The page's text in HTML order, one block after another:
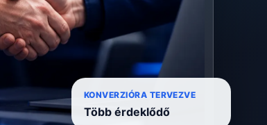
KONVERZIÓRA TERVEZVE
Több érdeklődő